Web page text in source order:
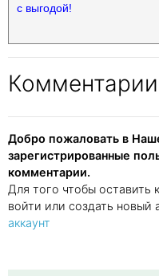
с выгодой!
Добро пожаловать в
зарегистрированные
комментарии.
Для того чтобы
войти или создать новый
аккаунт